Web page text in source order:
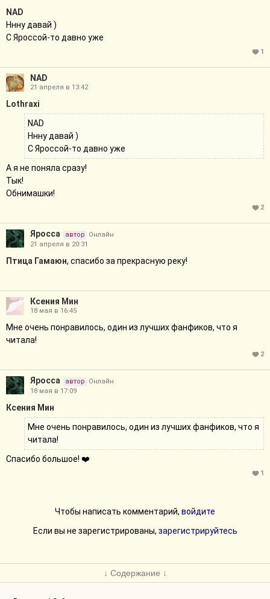
NAD
Ннну давай )
С Яроссой-то давно уже
1
NAD
21 апреля в 13:42
Lothraxi
NAD
Ннну давай )
С Яроссой-то давно уже
А я не поняла сразу!
Тык!
Обнимашки!
2
Яросса автор
Онлайн
21 апреля в 20:31
Птица Гамаюн, спасибо за прекрасную реку!
Ксения Мин
18 мая в 16:45
Мне очень понравилось, один из лучших фанфиков, что я
читала!
2
Яросса автор
Онлайн
18 мая в 17:09
Ксения Мин
Мне очень понравилось, один из лучших фанфиков, что я
читала!
Спасибо большое! ❤️
1
Чтобы написать комментарий, войдите
Если вы не зарегистрированы, зарегистрируйтесь
↓ Содержание ↓